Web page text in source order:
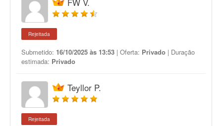
Rejeitada
Submetido: 16/10/2025 às 13:53 | Oferta: Privado | Duração
estimada: Privado
Teyllor P.
Rejeitada